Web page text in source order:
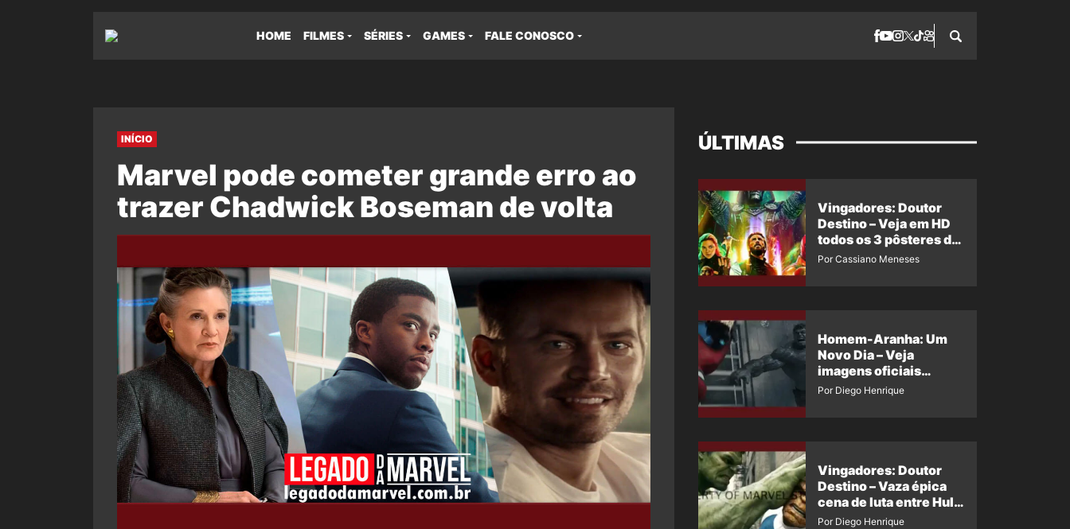
HOME FILMES SÉRIES GAMES FALE CONOSCO
INÍCIO
Marvel pode cometer grande erro ao
trazer Chadwick Boseman de volta
ÚLTIMAS
Vingadores: Doutor
Destino – Veja em HD
todos os 3 pôsteres de
‘Doomsday’ + 1 imagem
Por Cassiano Meneses
Homem-Aranha: Um
Novo Dia – Veja
imagens oficiais
descartadas do Hulk
Por Diego Henrique
Vingadores: Doutor
Destino – Vaza épica
cena de luta entre Hulk
e o Coisa
Por Diego Henrique